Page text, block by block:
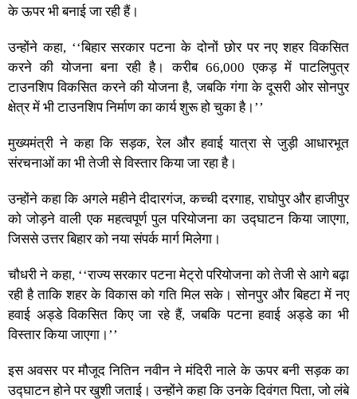
के ऊपर भी बनाई जा रही हैं।
उन्होंने कहा, ‘‘बिहार सरकार पटना के दोनों छोर पर नए शहर विकसित
करने की योजना बना रही है। करीब 66,000 एकड़ में पाटलिपुत्र
टाउनशिप विकसित करने की योजना है, जबकि गंगा के दूसरी ओर सोनपुर
क्षेत्र में भी टाउनशिप निर्माण का कार्य शुरू हो चुका है।’’
मुख्यमंत्री ने कहा कि सड़क, रेल और हवाई यात्रा से जुड़ी आधारभूत
संरचनाओं का भी तेजी से विस्तार किया जा रहा है।
उन्होंने कहा कि अगले महीने दीदारगंज, कच्ची दरगाह, राघोपुर और हाजीपुर
को जोड़ने वाली एक महत्वपूर्ण पुल परियोजना का उद्घाटन किया जाएगा,
जिससे उत्तर बिहार को नया संपर्क मार्ग मिलेगा।
चौधरी ने कहा, ‘‘राज्य सरकार पटना मेट्रो परियोजना को तेजी से आगे बढ़ा
रही है ताकि शहर के विकास को गति मिल सके। सोनपुर और बिहटा में नए
हवाई अड्डे विकसित किए जा रहे हैं, जबकि पटना हवाई अड्डे का भी
विस्तार किया जाएगा।’’
इस अवसर पर मौजूद नितिन नवीन ने मंदिरी नाले के ऊपर बनी सड़क का
उद्घाटन होने पर खुशी जताई। उन्होंने कहा कि उनके दिवंगत पिता, जो लंबे